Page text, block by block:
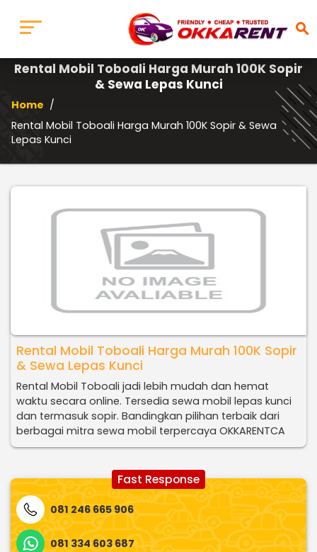
search
Rental Mobil Toboali Harga Murah 100K Sopir
& Sewa Lepas Kunci
Home /
Rental Mobil Toboali Harga Murah 100K Sopir & Sewa
Lepas Kunci
Rental Mobil Toboali Harga Murah 100K Sopir
& Sewa Lepas Kunci
Rental Mobil Toboali jadi lebih mudah dan hemat
waktu secara online. Tersedia sewa mobil lepas kunci
dan termasuk sopir. Bandingkan pilihan terbaik dari
berbagai mitra sewa mobil terpercaya OKKARENTCA
Fast Response
081 246 665 906
081 334 603 687